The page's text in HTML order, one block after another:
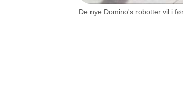
De nye Domino's robotter vil i